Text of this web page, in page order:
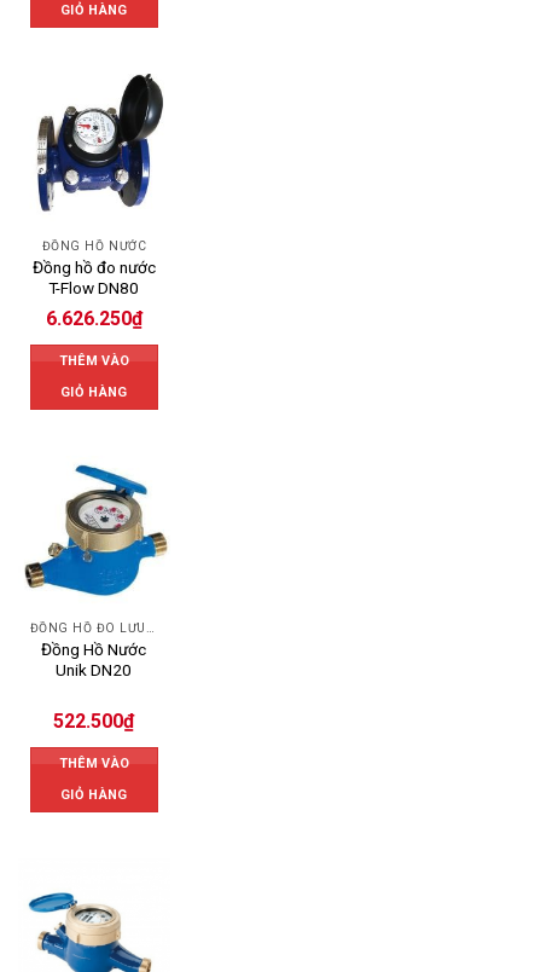
GIỎ HÀNG
ĐỒNG HỒ NƯỚC
Đồng hồ đo nước
T-Flow DN80
6.626.250₫
THÊM VÀO
GIỎ HÀNG
ĐỒNG HỒ ĐO LƯU LƯỢNG NƯỚC UNIK
Đồng Hồ Nước
Unik DN20
522.500₫
THÊM VÀO
GIỎ HÀNG